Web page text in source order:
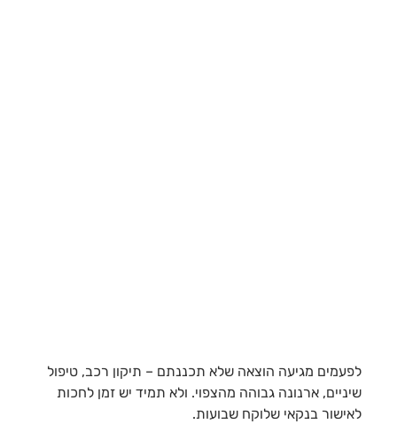
לפעמים מגיעה הוצאה שלא תכננתם – תיקון רכב, טיפול
שיניים, ארנונה גבוהה מהצפוי. ולא תמיד יש זמן לחכות
לאישור בנקאי שלוקח שבועות.